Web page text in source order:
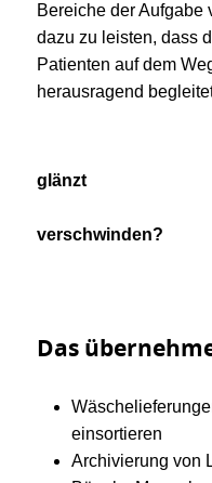
Bereiche der Aufgabe
dazu zu leisten, dass
Patienten auf dem
herausragend
Sie
glänzt
ohne im
verschwinden?
Das
einsortieren
Archivierung von